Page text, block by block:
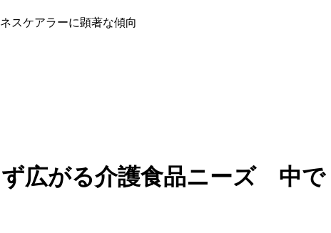
スケアラーに顕著な傾向
広がる介護食品ニーズ 中で